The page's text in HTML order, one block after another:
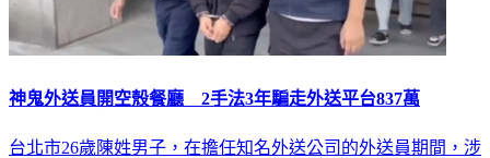
神鬼外送員開空殼餐廳 2手法3年騙走外送平台837萬
台北市26歲陳姓男子，在擔任知名外送公司的外送員期間，涉